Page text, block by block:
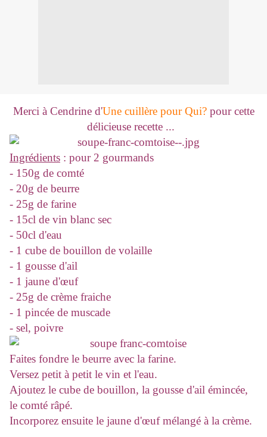
Merci à Cendrine d'Une cuillère pour Qui?pour cette
délicieuse recette ...
Ingrédients : pour 2 gourmands
- 150g de comté
- 20g de beurre
- 25g de farine
- 15cl de vin blanc sec
- 50cl d'eau
- 1 cube de bouillon de volaille
- 1 gousse d'ail
- 1 jaune d'œuf
- 25g de crème fraiche
- 1 pincée de muscade
- sel, poivre
Faites fondre le beurre avec la farine.
Versez petit à petit le vin et l'eau.
Ajoutez le cube de bouillon, la gousse d'ail émincée,
le comté râpé.
Incorporez ensuite le jaune d'œuf mélangé à la crème.